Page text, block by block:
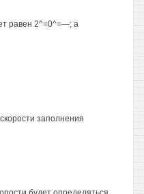
равен 2^=0^=—; а
заполнения